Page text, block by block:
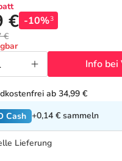
€ -10%3
€
Info
ab 34,99 €
Cash +0,14 € sammeln
Lieferung